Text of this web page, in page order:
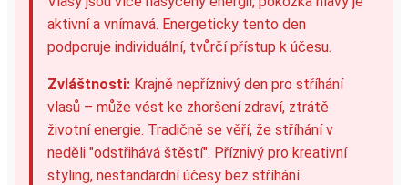
aktivní a vnímavá. Energeticky tento den
podporuje individuální, tvůrčí přístup k účesu.
Zvláštnosti: Krajně nepříznivý den pro stříhání
vlasů – může vést ke zhoršení zdraví, ztrátě
životní energie. Tradičně se věří, že stříhání v
neděli "odstřihává štěstí". Příznivý pro kreativní
styling, nestandardní účesy bez stříhání.